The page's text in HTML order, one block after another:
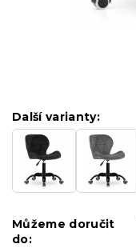
Další varianty:
Můžeme doručit
do: